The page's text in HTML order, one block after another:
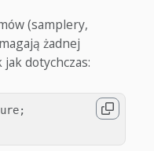
(samplery,
żadnej
dotychczas:
;